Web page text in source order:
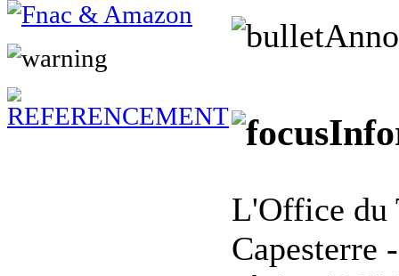
L'Office du
Capesterre